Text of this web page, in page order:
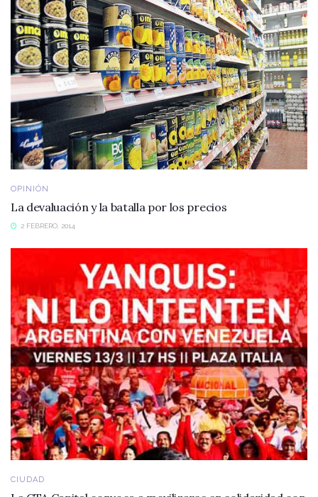
OPINIÓN
La devaluación y la batalla por los precios
2 FEBRERO, 2014
CIUDAD